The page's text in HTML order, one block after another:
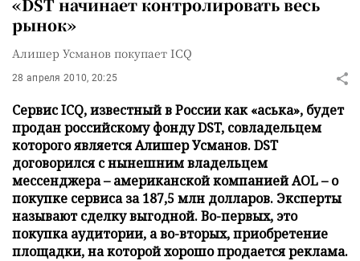
«DST начинает контролировать весь
рынок»
Алишер Усманов покупает ICQ
28 апреля 2010, 20:25
Сервис ICQ, известный в России как «аська», будет
продан российскому фонду DST, совладельцем
которого является Алишер Усманов. DST
договорился с нынешним владельцем
мессенджера – американской компанией AOL – о
покупке сервиса за 187,5 млн долларов. Эксперты
называют сделку выгодной. Во-первых, это
покупка аудитории, а во-вторых, приобретение
площадки, на которой хорошо продается реклама.